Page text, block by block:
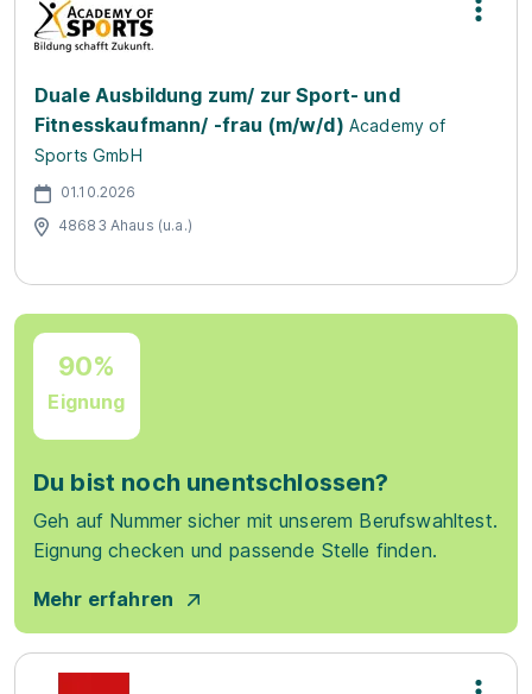
Duale Ausbildung zum/ zur Sport- und
Fitnesskaufmann/ -frau (m/w/d) Academy of
Sports GmbH
01.10.2026
48683 Ahaus (u.a.)
90%
Eignung
Du bist noch unentschlossen?
Geh auf Nummer sicher mit unserem Berufswahltest.
Eignung checken und passende Stelle finden.
Mehr erfahren